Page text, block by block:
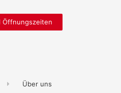
Öffnungszeiten
Über uns